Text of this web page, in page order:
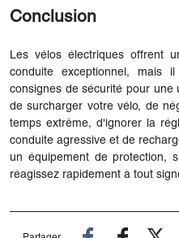
Conclusion
Les vélos électriques offrent
conduite exceptionnel, mais
consignes de sécurité pour une
de surcharger votre vélo, de
temps extrême, d'ignorer la
conduite agressive et de
un équipement de protection,
réagissez rapidement à tout